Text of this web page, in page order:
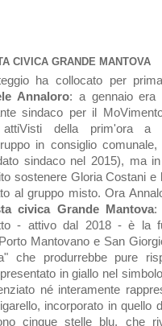
CIVICA GRANDE MANTOVA
ha collocato per
Annaloro: a gennaio era
sindaco per il
attiVisti della prim'ora a
in consiglio
sindaco nel 2015), ma
sostenere Gloria Costani e
al gruppo misto. Ora
civica Grande Mantova:
- attivo dal 2018 - è la
Mantovano e San
che produrrebbe pure
in giallo nel simbolo
né interamente
incorporato in quello
cinque stelle blu, che